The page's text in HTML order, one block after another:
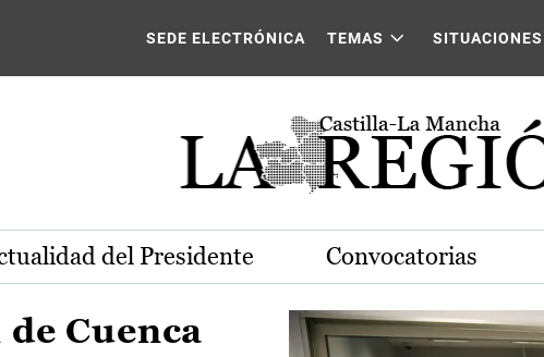
de Castilla-La Mancha
SEDE ELECTRÓNICA TEMAS
del Presidente Convocatorias
Cuenca